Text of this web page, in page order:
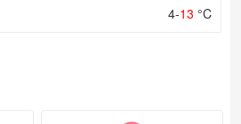
4-13 °C